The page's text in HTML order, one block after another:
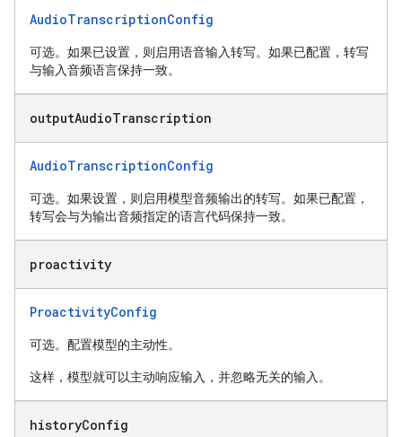
AudioTranscriptionConfig
可选。如果已设置，则启用语音输入转写。如果已配置，转写
与输入音频语言保持一致。
outputAudioTranscription
AudioTranscriptionConfig
可选。如果设置，则启用模型音频输出的转写。如果已配置，
转写会与为输出音频指定的语言代码保持一致。
proactivity
ProactivityConfig
可选。配置模型的主动性。
这样，模型就可以主动响应输入，并忽略无关的输入。
historyConfig